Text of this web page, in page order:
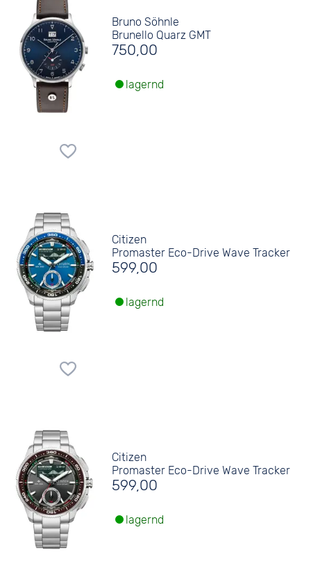
Bruno Söhnle
Brunello Quarz GMT
750,00
lagernd
Citizen
Promaster Eco-Drive Wave Tracker
599,00
lagernd
Citizen
Promaster Eco-Drive Wave Tracker
599,00
lagernd